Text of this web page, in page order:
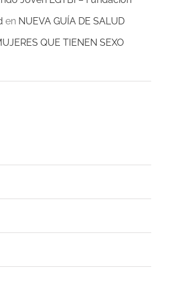
en NUEVA GUÍA DE SALUD
QUE TIENEN SEXO